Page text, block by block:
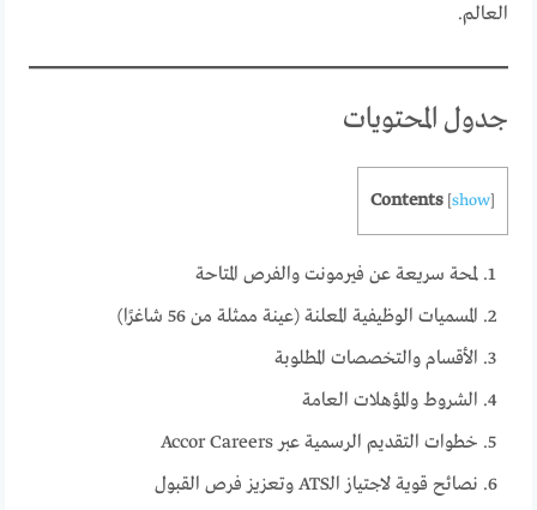
العالم.
جدول المحتويات
Contents [show]
لمحة سريعة عن فيرمونت والفرص المتاحة
المسميات الوظيفية المعلنة (عينة ممثلة من 56 شاغرًا)
الأقسام والتخصصات المطلوبة
الشروط والمؤهلات العامة
خطوات التقديم الرسمية عبر Accor Careers
نصائح قوية لاجتياز الـATS وتعزيز فرص القبول